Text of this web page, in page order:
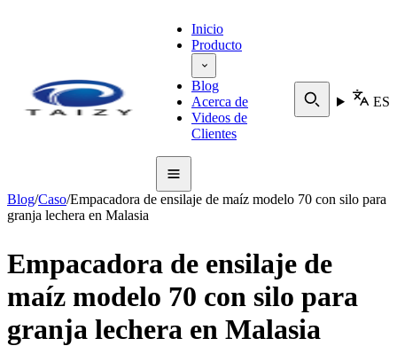
Inicio
Producto
Blog
Acerca de
Videos de
Clientes
ES
Blog/Caso/Empacadora de ensilaje de maíz modelo 70 con silo para
granja lechera en Malasia
Empacadora de ensilaje de
maíz modelo 70 con silo para
granja lechera en Malasia